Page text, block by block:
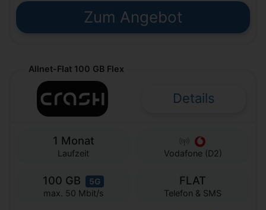
Zum Angebot
Allnet-Flat 100 GB Flex
Details
1 Monat
Laufzeit Vodafone (D2)
100 GB 5G
max. 50 Mbit/s
FLAT
Telefon & SMS